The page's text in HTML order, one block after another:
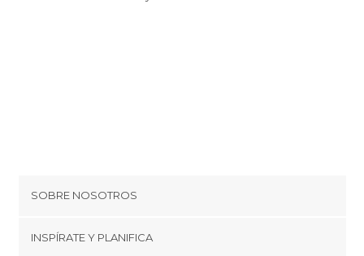
SOBRE NOSOTROS
Cookies
INSPÍRATE Y PLANIFICA